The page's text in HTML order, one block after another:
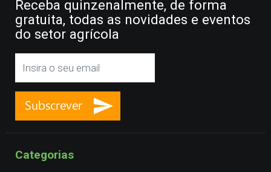
Receba quinzenalmente, de forma
gratuita, todas as novidades e eventos
do setor agrícola
Categorias